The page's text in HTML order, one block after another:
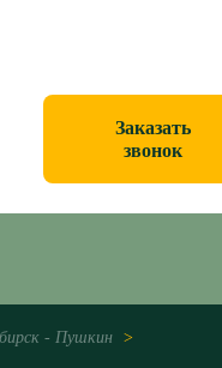
Заказать
звонок
- Пушкин
>